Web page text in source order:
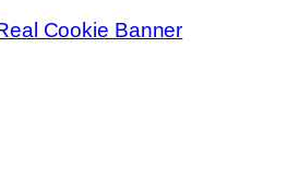
Cookie Banner